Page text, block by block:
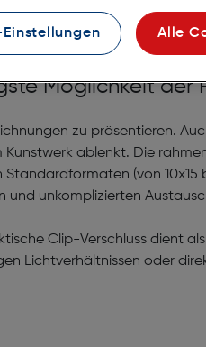
Reflex
Möglichkeit der
zu präsentieren.
ablenkt. Die
(von
unkomplizierten
Clip-Verschluss dient
Lichtverhältnissen oder
Alle